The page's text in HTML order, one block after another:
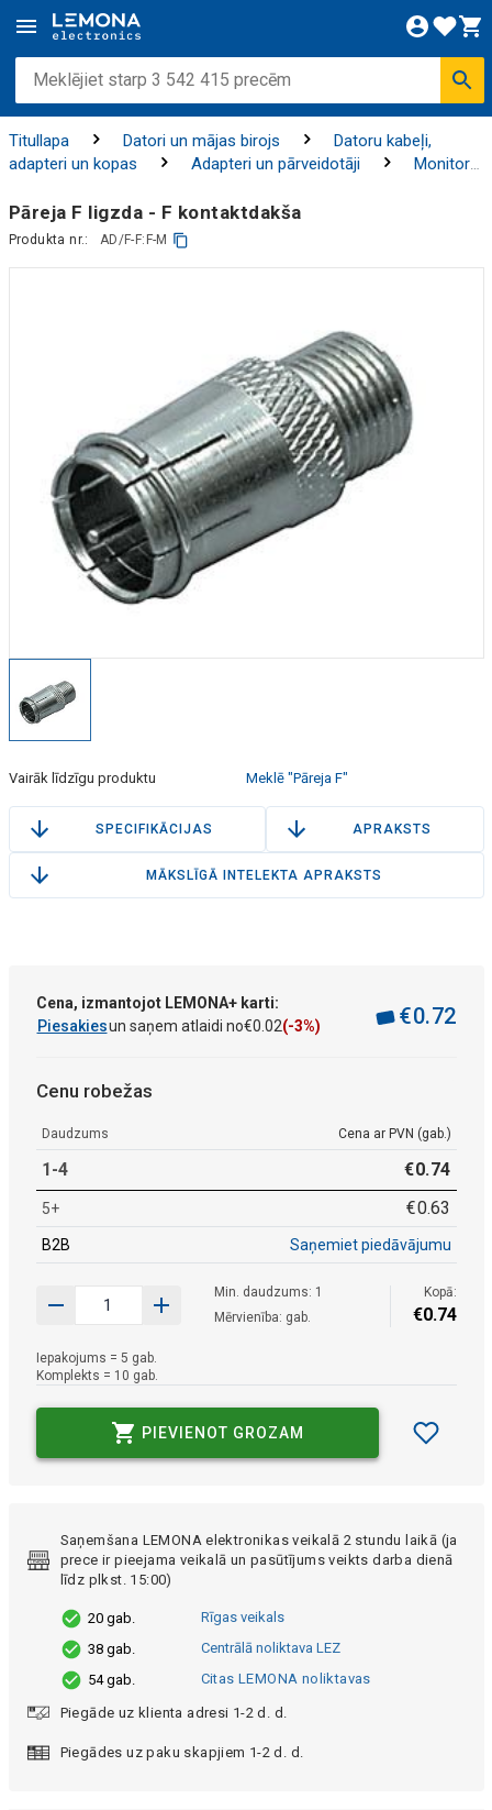
Titullapa Datori un mājas birojs
Datoru kabeļi,
adapteri un kopas
Adapteri un pārveidotāji
Monitoru
Pāreja F ligzda - F kontaktdakša
Produkta nr.: AD/F-F:F-M
Vairāk līdzīgu produktu Meklē "Pāreja F"
SPECIFIKĀCIJAS APRAKSTS
MĀKSLĪGĀ INTELEKTA APRAKSTS
Cena, izmantojot LEMONA+ karti:
Piesakiesun saņem atlaidi no€0.02(-3%) €0.72
Cenu robežas
Daudzums Cena ar PVN (gab.)
1-4 €0.74
5+ €0.63
B2B Saņemiet piedāvājumu
Min. daudzums: 1
Mērvienība: gab.
Kopā:
€0.74
Iepakojums = 5 gab.
Komplekts = 10 gab.
PIEVIENOT GROZAM
Saņemšana LEMONA elektronikas veikalā 2 stundu laikā (ja
prece ir pieejama veikalā un pasūtījums veikts darba dienā
līdz plkst. 15:00)
20 gab.
Rīgas veikals
38 gab.
Centrālā noliktava LEZ
54 gab.
Citas LEMONA noliktavas
Piegāde uz klienta adresi 1-2 d. d.
Piegādes uz paku skapjiem 1-2 d. d.